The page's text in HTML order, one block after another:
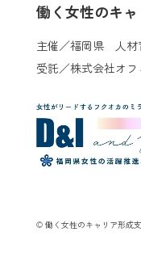
働く女性のキ
主催／福岡県 人材
受託／株式会社オ
© 働く女性のキャリア形成